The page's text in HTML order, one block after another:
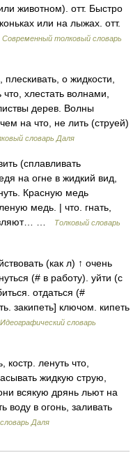
животном). отт. Быстро
или на лыжах. отт.
Современный толковый словарь
о жидкости,
хлестать волнами,
дерев. Волны
на что, не лить (струей)
словарь Даля
(сплавливать
на огне в жидкий вид,
Красную медь
медь. | что. гнать,
…
Толковый словарь
(как л) ↑ очень
(# в работу). уйти (с
отдаться (#
закипеть] ключом. кипеть
Идеографический словарь
ленуть что,
жидкую струю,
всякую дрянь льют на
воду в огонь, заливать
Даля